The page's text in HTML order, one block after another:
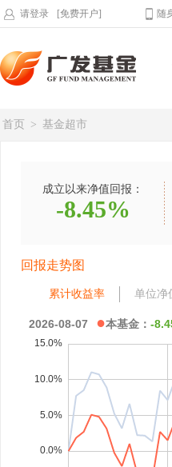
请登录 [免费开户] 随
首页 > 基金超市
成立以来净值回报：
-8.45%
回报走势图
累计收益率 单位净
2026-08-07 ●本基金： -